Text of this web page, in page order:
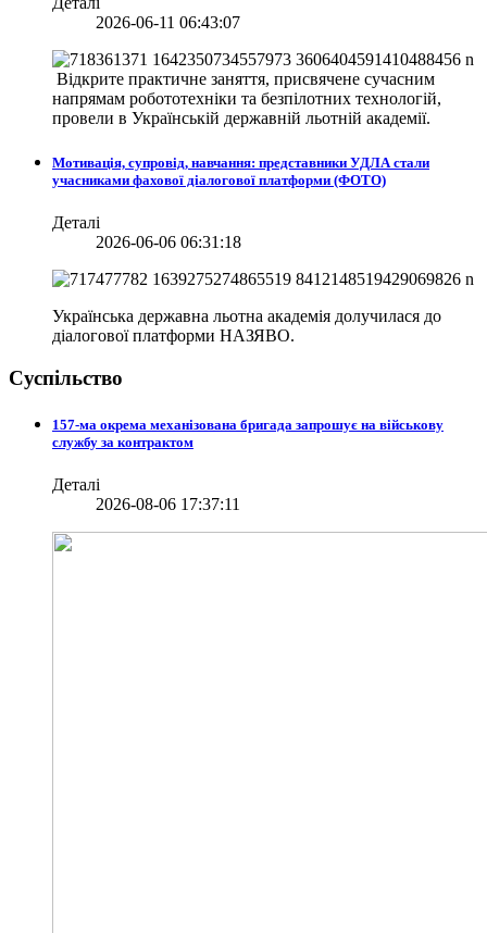
2026-06-11 06:43:07
Відкрите практичне заняття, присвячене сучасним
напрямам робототехніки та безпілотних технологій,
провели в Українській державній льотній академії.
Мотивація, супровід, навчання: представники УДЛА стали
учасниками фахової діалогової платформи (ФОТО)
Деталі
2026-06-06 06:31:18
Українська державна льотна академія долучилася до
діалогової платформи НАЗЯВО.
Суспільство
157-ма окрема механізована бригада запрошує на військову
службу за контрактом
Деталі
2026-08-06 17:37:11